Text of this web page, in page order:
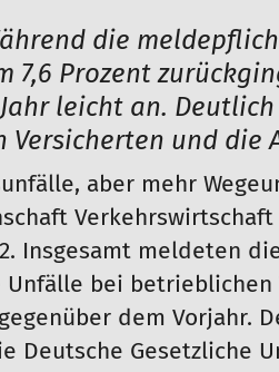
die
7,6 Prozent
leicht an.
Versicherten und die
aber mehr
Insgesamt meldeten
bei betrieblichen
dem Vorjahr.
Deutsche Gesetzliche